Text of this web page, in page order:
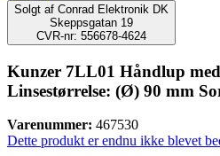
Solgt af Conrad Elektronik DK
Skeppsgatan 19
CVR-nr: 556678-4624
Kunzer 7LL01 Håndlup
Linsestørrelse: (Ø) 90 mm
Varenummer: 467530
Dette produkt er endnu ikke blevet